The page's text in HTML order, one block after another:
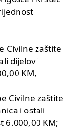
Civilne zaštite
dijelovi
KM,
Civilne zaštite
i ostali
6.000,00 KM;